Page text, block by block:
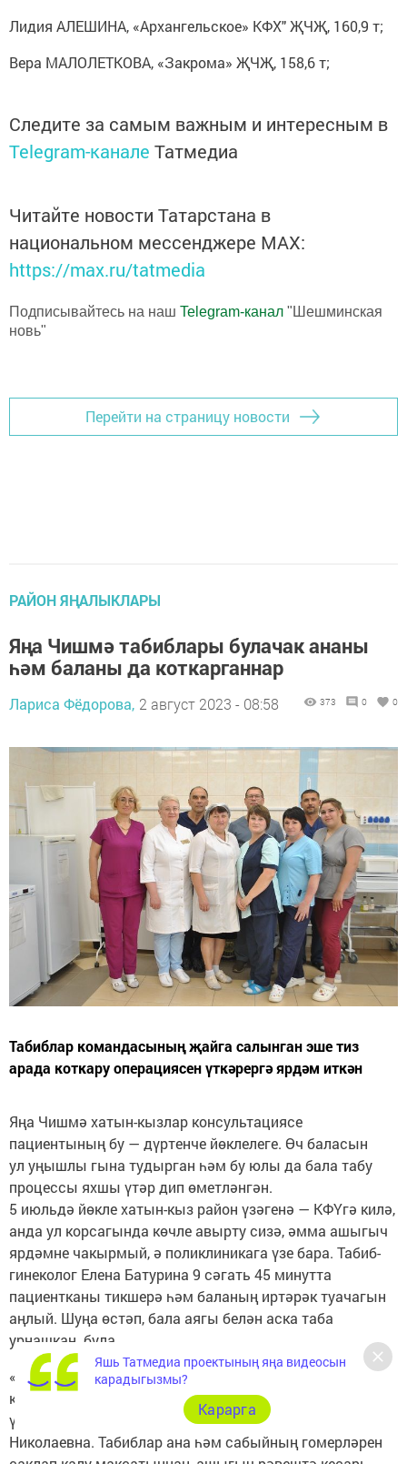
Лидия АЛЕШИНА, «Архангельское» КФХ" ҖЧҖ, 160,9 т;
Вера МАЛОЛЕТКОВА, «Закрома» ҖЧҖ, 158,6 т;
Следите за самым важным и интересным в
Telegram-канале Татмедиа
Читайте новости Татарстана в
национальном мессенджере MАХ:
https://max.ru/tatmedia
Подписывайтесь на наш Telegram-канал "Шешминская
новь"
Перейти на страницу новости
РАЙОН ЯҢАЛЫКЛАРЫ
Яңа Чишмә табиблары булачак ананы
һәм баланы да коткарганнар
Лариса Фёдорова, 2 август 2023 - 08:58 373 0 0
Табиблар командасының җайга салынган эше тиз
арада коткару операциясен үткәрергә ярдәм иткән
Яңа Чишмә хатын-кызлар консультациясе
пациентының бу — дүртенче йөклелеге. Өч баласын
ул уңышлы гына тудырган һәм бу юлы да бала табу
процессы яхшы үтәр дип өметләнгән.
5 июльдә йөкле хатын-кыз район үзәгенә — КФҮгә килә,
анда ул корсагында көчле авырту сизә, әмма ашыгыч
ярдәмне чакырмый, ә поликлиникага үзе бара. Табиб-
гинеколог Елена Батурина 9 сәгать 45 минутта
пациентканы тикшерә һәм баланың иртәрәк туачагын
аңлый. Шуңа өстәп, бала аягы белән аска таба
урнашкан була.
«Йөклелекнең 31 нче атнасында килеп чыккан мондый
күренеш баланың сәламәтлегенә һәм хатын — кызның
үзе өчен дә куркыныч тудыра», — дип сөйли Елена
Николаевна. Табиблар ана һәм сабыйның гомерләрен
Яшь Татмедиа проектының яңа видеосын
карадыгызмы?
Карарга